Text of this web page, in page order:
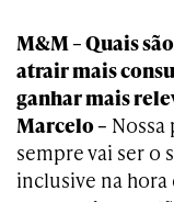
M&M – Quais
atrair mais
ganhar mais
Marcelo –
sempre vai ser o
inclusive na hora